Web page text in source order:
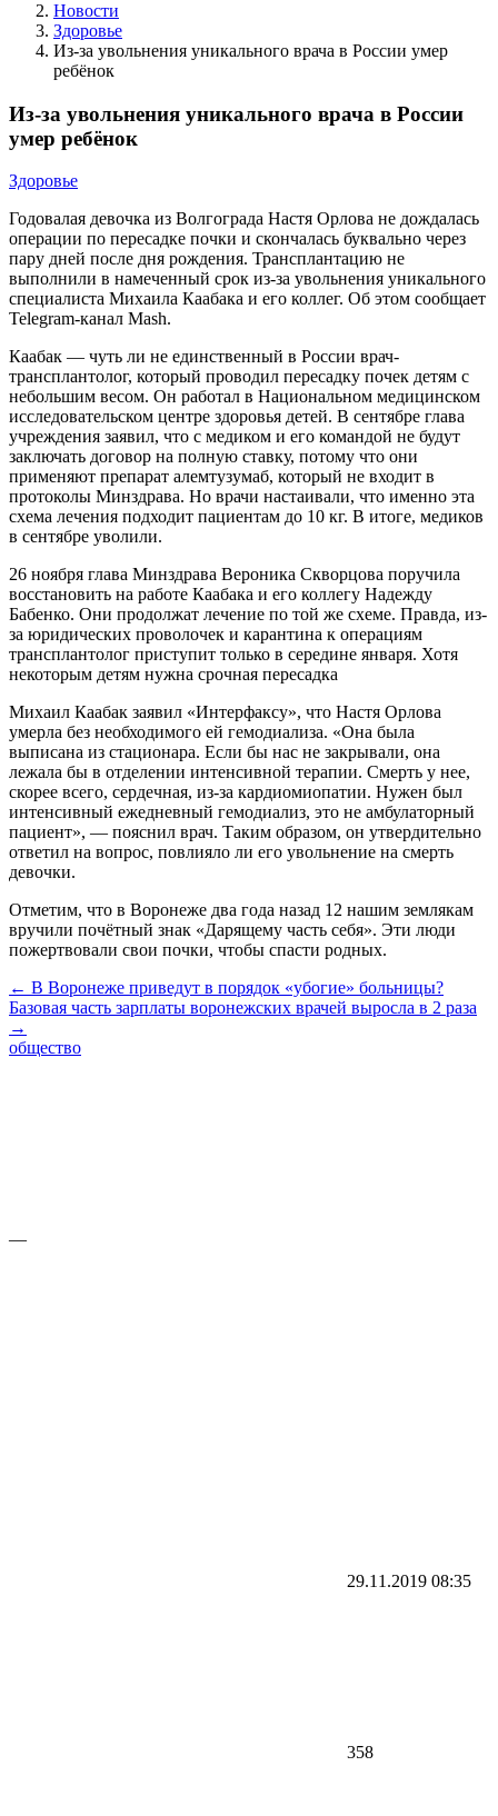
Новости
Здоровье
Из-за увольнения уникального врача в России умер
ребёнок
Из-за увольнения уникального врача в России
умер ребёнок
Здоровье
Годовалая девочка из Волгограда Настя Орлова не дождалась
операции по пересадке почки и скончалась буквально через
пару дней после дня рождения. Трансплантацию не
выполнили в намеченный срок из-за увольнения уникального
специалиста Михаила Каабака и его коллег. Об этом сообщает
Telegram-канал Mash.
Каабак — чуть ли не единственный в России врач-
трансплантолог, который проводил пересадку почек детям с
небольшим весом. Он работал в Национальном медицинском
исследовательском центре здоровья детей. В сентябре глава
учреждения заявил, что с медиком и его командой не будут
заключать договор на полную ставку, потому что они
применяют препарат алемтузумаб, который не входит в
протоколы Минздрава. Но врачи настаивали, что именно эта
схема лечения подходит пациентам до 10 кг. В итоге, медиков
в сентябре уволили.
26 ноября глава Минздрава Вероника Скворцова поручила
восстановить на работе Каабака и его коллегу Надежду
Бабенко. Они продолжат лечение по той же схеме. Правда, из-
за юридических проволочек и карантина к операциям
трансплантолог приступит только в середине января. Хотя
некоторым детям нужна срочная пересадка
Михаил Каабак заявил «Интерфаксу», что Настя Орлова
умерла без необходимого ей гемодиализа. «Она была
выписана из стационара. Если бы нас не закрывали, она
лежала бы в отделении интенсивной терапии. Смерть у нее,
скорее всего, сердечная, из-за кардиомиопатии. Нужен был
интенсивный ежедневный гемодиализ, это не амбулаторный
пациент», — пояснил врач. Таким образом, он утвердительно
ответил на вопрос, повлияло ли его увольнение на смерть
девочки.
Отметим, что в Воронеже два года назад 12 нашим землякам
вручили почётный знак «Дарящему часть себя». Эти люди
пожертвовали свои почки, чтобы спасти родных.
← В Воронеже приведут в порядок «убогие» больницы?
Базовая часть зарплаты воронежских врачей выросла в 2 раза
→
общество
—
29.11.2019 08:35
358